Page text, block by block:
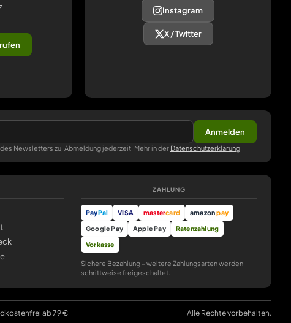
Instagram
X / Twitter
Anmelden
Newsletters zu, Abmeldung jederzeit. Mehr in der Datenschutzerklärung
ZAHLUNG
PayPal VISA mastercard amazonpay
Google Pay
Apple Pay
Ratenzahlung
Vorkasse
Sichere Bezahlung – weitere Zahlungsarten werden
schrittweise freigeschaltet.
ab 79 € Alle Rechte vorbehalten.